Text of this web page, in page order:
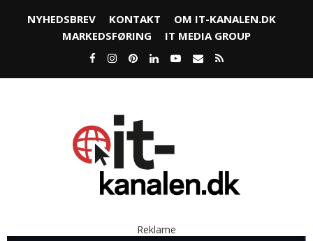
NYHEDSBREV KONTAKT
OM IT-KANALEN.DK
MARKEDSFØRING
IT MEDIA GROUP
Reklame